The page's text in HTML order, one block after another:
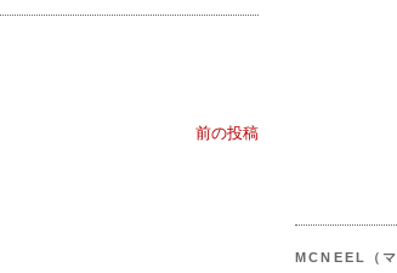
前の投稿
MCNEEL（